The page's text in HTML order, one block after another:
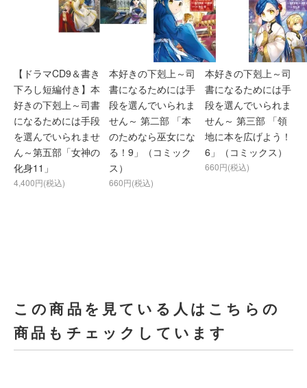
【ドラマCD9＆書き
下ろし短編付き】本
好きの下剋上～司書
になるためには手段
を選んでいられませ
ん～第五部「女神の
化身11」
4,400円(税込)
本好きの下剋上～司
書になるためには手
段を選んでいられま
せん～ 第二部 「本
のためなら巫女にな
る！9」（コミック
ス）
660円(税込)
本好きの下剋上～司
書になるためには手
段を選んでいられま
せん～ 第三部 「領
地に本を広げよう！
6」（コミックス）
660円(税込)
この商品を見ている人はこちらの
商品もチェックしています